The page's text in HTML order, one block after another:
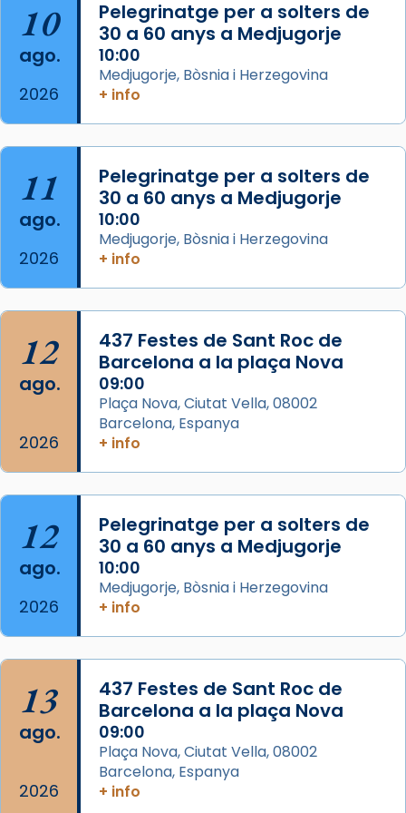
L’arquebisbe de Barcelona, el cardenal Joan
Josep Omella, ha presidit la missa i l’ha
concelebrat el bisbe auxiliar de Barcelona,
Mons. David Abadías.
📸 Dr. G. Simón
Foto
View on Facebook · Share
Arquebisbat de Barcelona
2 weeks ago
Acompanyant la història de sant Cugat, a
partir de l’Edat Mitjana sorgeix la tradició
que les santes Juliana (“relatiu a Júlia”) i
Semproniana (“relatiu a Semprònia =
eterna”) són deixebles seves. I l’any 1667, el
frare Joan Gaspar Roig, afirma en una obra
que les santes són filles de l’antiga Iluro.
Mataró en reivindicarà les relíq
Foto
View on Facebook ·
10
ago.
2026
Pelegrinatge per a solters de
30 a 60 anys a Medjugorje
10:00
Medjugorje, Bòsnia i Herzegovina
+ info
11
ago.
2026
Pelegrinatge per a solters de
30 a 60 anys a Medjugorje
10:00
Medjugorje, Bòsnia i Herzegovina
+ info
12
ago.
2026
437 Festes de Sant Roc de
Barcelona a la plaça Nova
09:00
Plaça Nova, Ciutat Vella, 08002
Barcelona, Espanya
+ info
12
ago.
2026
Pelegrinatge per a solters de
30 a 60 anys a Medjugorje
10:00
Medjugorje, Bòsnia i Herzegovina
+ info
13
ago.
2026
437 Festes de Sant Roc de
Barcelona a la plaça Nova
09:00
Plaça Nova, Ciutat Vella, 08002
Barcelona, Espanya
+ info